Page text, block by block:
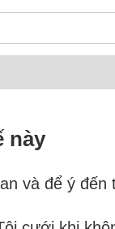
này
và để ý đến